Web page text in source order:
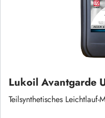
Lukoil Avantgarde
Teilsynthetisches Leichtlauf-